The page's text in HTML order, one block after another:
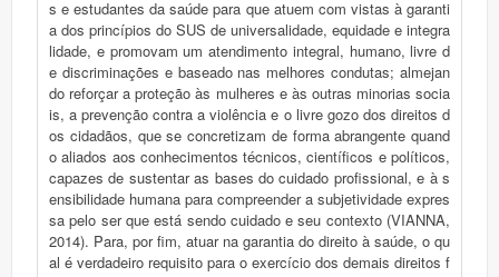
s e estudantes da saúde para que atuem com vistas à garanti
a dos princípios do SUS de universalidade, equidade e integra
lidade, e promovam um atendimento integral, humano, livre d
e discriminações e baseado nas melhores condutas; almejan
do reforçar a proteção às mulheres e às outras minorias socia
is, a prevenção contra a violência e o livre gozo dos direitos d
os cidadãos, que se concretizam de forma abrangente quand
o aliados aos conhecimentos técnicos, científicos e políticos,
capazes de sustentar as bases do cuidado profissional, e à s
ensibilidade humana para compreender a subjetividade expres
sa pelo ser que está sendo cuidado e seu contexto (VIANNA,
2014). Para, por fim, atuar na garantia do direito à saúde, o qu
al é verdadeiro requisito para o exercício dos demais direitos f